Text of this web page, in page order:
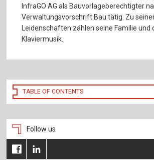
InfraGO AG als Bauvorlageberechtigter
Verwaltungsvorschrift Bau tätig. Zu
Leidenschaften zählen seine Familie und
Klaviermusik.
TABLE OF CONTENTS
Follow us